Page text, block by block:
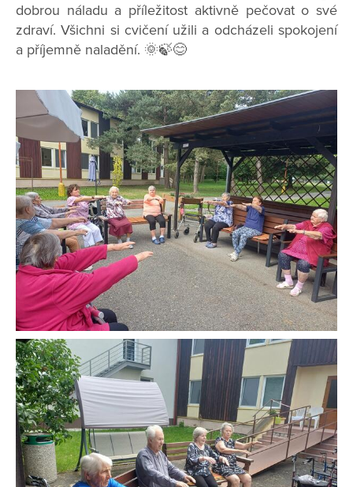
dobrou náladu a příležitost aktivně pečovat o své
zdraví. Všichni si cvičení užili a odcházeli spokojení
a příjemně naladění. 🌞🍃😊